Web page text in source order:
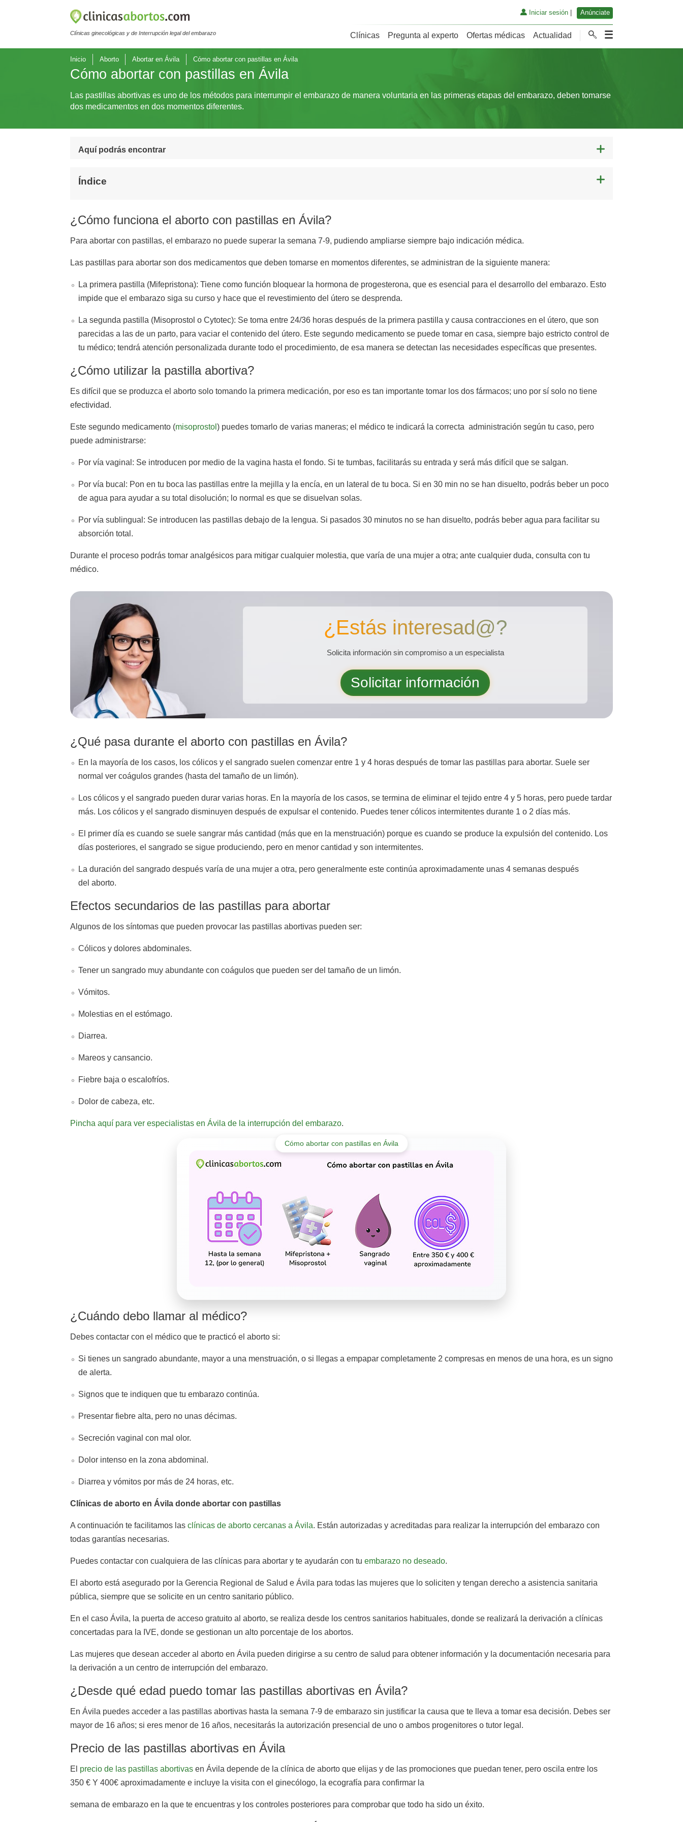
Clínicas ginecológicas y de Interrupción legal del embarazo
Iniciar sesión| Anúnciate
Clínicas Pregunta al experto Ofertas médicas Actualidad
Inicio Aborto Abortar en Ávila Cómo abortar con pastillas en Ávila
Cómo abortar con pastillas en Ávila
Las pastillas abortivas es uno de los métodos para interrumpir el embarazo de manera voluntaria en las primeras etapas del embarazo, deben tomarse
dos medicamentos en dos momentos diferentes.
Aquí podrás encontrar
Índice
¿Cómo funciona el aborto con pastillas en Ávila?
Para abortar con pastillas, el embarazo no puede superar la semana 7-9, pudiendo ampliarse siempre bajo indicación médica.
Las pastillas para abortar son dos medicamentos que deben tomarse en momentos diferentes, se administran de la siguiente manera:
La primera pastilla (Mifepristona): Tiene como función bloquear la hormona de progesterona, que es esencial para el desarrollo del embarazo. Esto
impide que el embarazo siga su curso y hace que el revestimiento del útero se desprenda.
La segunda pastilla (Misoprostol o Cytotec): Se toma entre 24/36 horas después de la primera pastilla y causa contracciones en el útero, que son
parecidas a las de un parto, para vaciar el contenido del útero. Este segundo medicamento se puede tomar en casa, siempre bajo estricto control de
tu médico; tendrá atención personalizada durante todo el procedimiento, de esa manera se detectan las necesidades específicas que presentes.
¿Cómo utilizar la pastilla abortiva?
Es difícil que se produzca el aborto solo tomando la primera medicación, por eso es tan importante tomar los dos fármacos; uno por sí solo no tiene
efectividad.
Este segundo medicamento (misoprostol ) puedes tomarlo de varias maneras; el médico te indicará la correcta administración según tu caso, pero
puede administrarse:
Por vía vaginal: Se introducen por medio de la vagina hasta el fondo. Si te tumbas, facilitarás su entrada y será más difícil que se salgan.
Por vía bucal: Pon en tu boca las pastillas entre la mejilla y la encía, en un lateral de tu boca. Si en 30 min no se han disuelto, podrás beber un poco
de agua para ayudar a su total disolución; lo normal es que se disuelvan solas.
Por vía sublingual: Se introducen las pastillas debajo de la lengua. Si pasados 30 minutos no se han disuelto, podrás beber agua para facilitar su
absorción total.
Durante el proceso podrás tomar analgésicos para mitigar cualquier molestia, que varía de una mujer a otra; ante cualquier duda, consulta con tu
médico.
¿Estás interesad@?
Solicita información sin compromiso a un especialista
Solicitar información
¿Qué pasa durante el aborto con pastillas en Ávila?
En la mayoría de los casos, los cólicos y el sangrado suelen comenzar entre 1 y 4 horas después de tomar las pastillas para abortar. Suele ser
normal ver coágulos grandes (hasta del tamaño de un limón).
Los cólicos y el sangrado pueden durar varias horas. En la mayoría de los casos, se termina de eliminar el tejido entre 4 y 5 horas, pero puede tardar
más. Los cólicos y el sangrado disminuyen después de expulsar el contenido. Puedes tener cólicos intermitentes durante 1 o 2 días más.
El primer día es cuando se suele sangrar más cantidad (más que en la menstruación) porque es cuando se produce la expulsión del contenido. Los
días posteriores, el sangrado se sigue produciendo, pero en menor cantidad y son intermitentes.
La duración del sangrado después varía de una mujer a otra, pero generalmente este continúa aproximadamente unas 4 semanas después
del aborto.
Efectos secundarios de las pastillas para abortar
Algunos de los síntomas que pueden provocar las pastillas abortivas pueden ser:
Cólicos y dolores abdominales.
Tener un sangrado muy abundante con coágulos que pueden ser del tamaño de un limón.
Vómitos.
Molestias en el estómago.
Diarrea.
Mareos y cansancio.
Fiebre baja o escalofríos.
Dolor de cabeza, etc.
Pincha aquí para ver especialistas en Ávila de la interrupción del embarazo.
Cómo abortar con pastillas en Ávila
¿Cuándo debo llamar al médico?
Debes contactar con el médico que te practicó el aborto si:
Si tienes un sangrado abundante, mayor a una menstruación, o si llegas a empapar completamente 2 compresas en menos de una hora, es un signo
de alerta.
Signos que te indiquen que tu embarazo continúa.
Presentar fiebre alta, pero no unas décimas.
Secreción vaginal con mal olor.
Dolor intenso en la zona abdominal.
Diarrea y vómitos por más de 24 horas, etc.
Clínicas de aborto en Ávila donde abortar con pastillas
A continuación te facilitamos las clínicas de aborto cercanas a Ávila. Están autorizadas y acreditadas para realizar la interrupción del embarazo con
todas garantías necesarias.
Puedes contactar con cualquiera de las clínicas para abortar y te ayudarán con tu embarazo no deseado.
El aborto está asegurado por la Gerencia Regional de Salud e Ávila para todas las mujeres que lo soliciten y tengan derecho a asistencia sanitaria
pública, siempre que se solicite en un centro sanitario público.
En el caso Ávila, la puerta de acceso gratuito al aborto, se realiza desde los centros sanitarios habituales, donde se realizará la derivación a clínicas
concertadas para la IVE, donde se gestionan un alto porcentaje de los abortos.
Las mujeres que desean acceder al aborto en Ávila pueden dirigirse a su centro de salud para obtener información y la documentación necesaria para
la derivación a un centro de interrupción del embarazo.
¿Desde qué edad puedo tomar las pastillas abortivas en Ávila?
En Ávila puedes acceder a las pastillas abortivas hasta la semana 7-9 de embarazo sin justificar la causa que te lleva a tomar esa decisión. Debes ser
mayor de 16 años; si eres menor de 16 años, necesitarás la autorización presencial de uno o ambos progenitores o tutor legal.
Precio de las pastillas abortivas en Ávila
El precio de las pastillas abortivas en Ávila depende de la clínica de aborto que elijas y de las promociones que puedan tener, pero oscila entre los
350 € Y 400€ aproximadamente e incluye la visita con el ginecólogo, la ecografía para confirmar la
semana de embarazo en la que te encuentras y los controles posteriores para comprobar que todo ha sido un éxito.